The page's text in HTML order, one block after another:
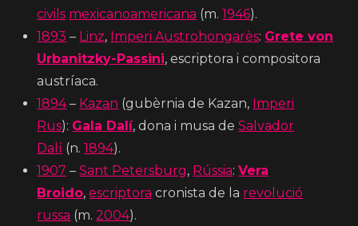
civils mexicanoamericana (m.1946).
1893 – Linz, Imperi Austrohongarès: Grete von
Urbanitzky-Passini, escriptora i compositora
austríaca.
1894– Kazan (gubèrnia de Kazan, Imperi
Rus): Gala Dalí, dona i musa deSalvador
Dalí (n.1894).
1907 –Sant Petersburg, Rússia:Vera
Broido,escriptora cronista de la revolució
russa (m.2004).